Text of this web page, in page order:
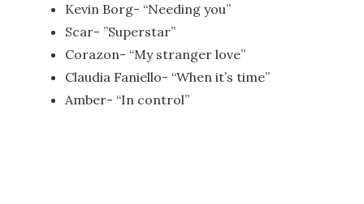
Kevin Borg- “Needing you”
Scar- ”Superstar”
Corazon- “My stranger love”
Claudia Faniello- “When it’s time”
Amber- “In control”